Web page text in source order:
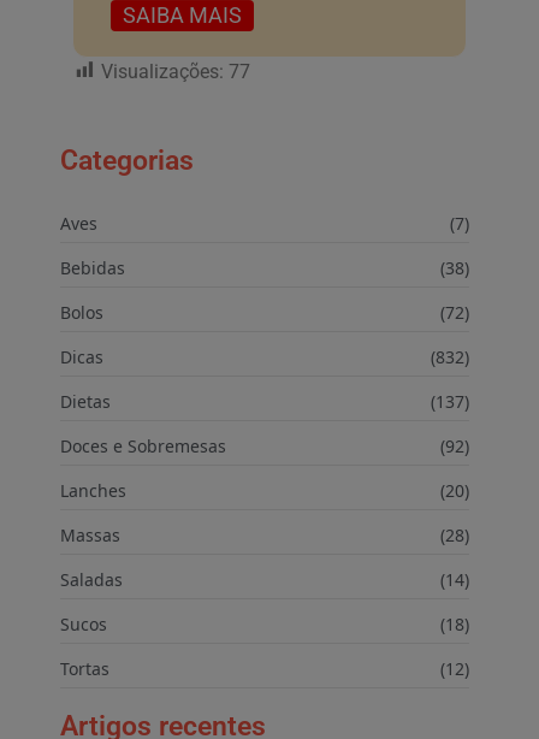
SAIBA MAIS
Visualizações: 77
Categorias
Aves
(7)
Bebidas
(38)
Bolos
(72)
Dicas
(832)
Dietas
(137)
Doces e Sobremesas
(92)
Lanches
(20)
Massas
(28)
Saladas
(14)
Sucos
(18)
Tortas
(12)
Artigos recentes